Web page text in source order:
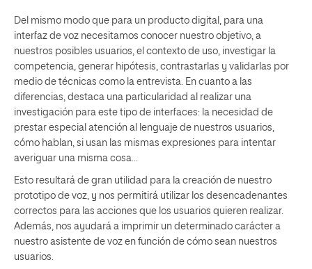
Del mismo modo que para un producto digital, para una
interfaz de voz necesitamos conocer nuestro objetivo, a
nuestros posibles usuarios, el contexto de uso, investigar la
competencia, generar hipótesis, contrastarlas y validarlas por
medio de técnicas como la entrevista. En cuanto a las
diferencias, destaca una particularidad al realizar una
investigación para este tipo de interfaces: la necesidad de
prestar especial atención al lenguaje de nuestros usuarios,
cómo hablan, si usan las mismas expresiones para intentar
averiguar una misma cosa…
Esto resultará de gran utilidad para la creación de nuestro
prototipo de voz, y nos permitirá utilizar los desencadenantes
correctos para las acciones que los usuarios quieren realizar.
Además, nos ayudará a imprimir un determinado carácter a
nuestro asistente de voz en función de cómo sean nuestros
usuarios.